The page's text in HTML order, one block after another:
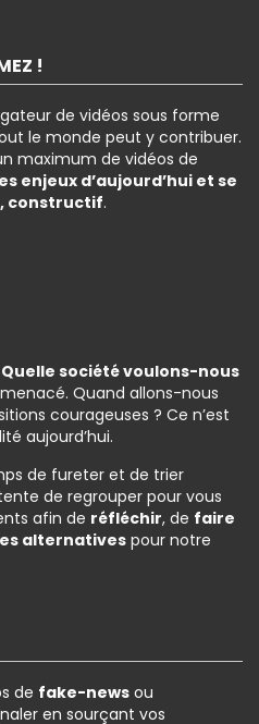
!
de vidéos sous forme
le monde peut y contribuer.
maximum de vidéos de
enjeux d’aujourd’hui et se
constructif.
Quelle société voulons-nous
Quand allons-nous
courageuses ? Ce n’est
aujourd’hui.
de fureter et de trier
de regrouper pour vous
afin de réfléchir, de faire
alternatives pour notre
de fake-news ou
en sourçant vos